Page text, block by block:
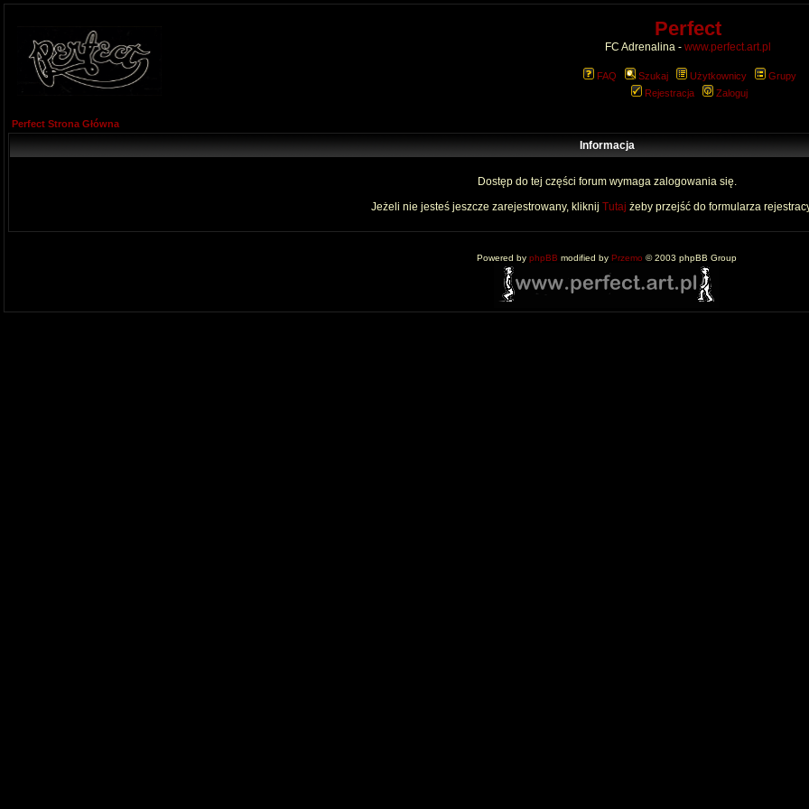
Perfect
FC Adrenalina - www.perfect.art.pl
FAQ Szukaj Użytkownicy
Grupy
Rejestracja
Zaloguj
Perfect Strona Główna
Informacja
Dostęp do tej części forum wymaga zalogowania się.
Jeżeli nie jesteś jeszcze zarejestrowany, kliknij Tutaj żeby przejść do formularza
Powered by phpBB modified by Przemo © 2003 phpBB Group